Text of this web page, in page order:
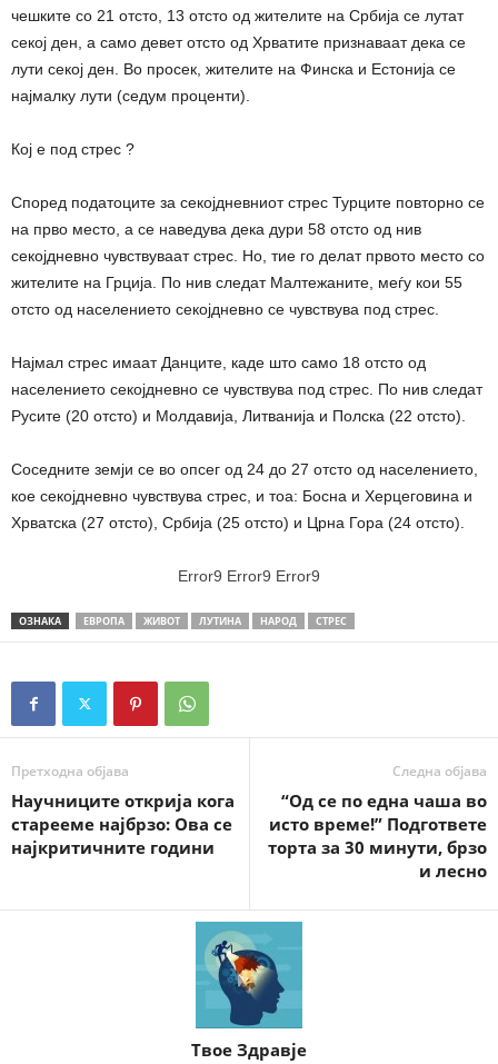
чешките со 21 отсто, 13 отсто од жителите на Србија се лутат
секој ден, а само девет отсто од Хрватите признаваат дека се
лути секој ден. Во просек, жителите на Финска и Естонија се
најмалку лути (седум проценти).
Кој е под стрес ?
Според податоците за секојдневниот стрес Турците повторно се
на прво место, а се наведува дека дури 58 отсто од нив
секојдневно чувствуваат стрес. Но, тие го делат првото место со
жителите на Грција. По нив следат Малтежаните, меѓу кои 55
отсто од населението секојдневно се чувствува под стрес.
Најмал стрес имаат Данците, каде што само 18 отсто од
населението секојдневно се чувствува под стрес. По нив следат
Русите (20 отсто) и Молдавија, Литванија и Полска (22 отсто).
Соседните земји се во опсег од 24 до 27 отсто од населението,
кое секојдневно чувствува стрес, и тоа: Босна и Херцеговина и
Хрватска (27 отсто), Србија (25 отсто) и Црна Гора (24 отсто).
Error9 Error9 Error9
ОЗНАКА ЕВРОПА ЖИВОТ ЛУТИНА НАРОД СТРЕС
Претходна објава
Научниците открија кога
старееме најбрзо: Ова се
најкритичните години
Следна објава
“Од се по една чаша во
исто време!” Подгответе
торта за 30 минути, брзо
и лесно
Твое Здравје